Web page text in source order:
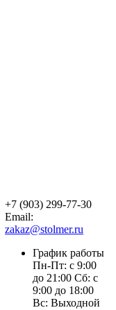
+7 (903) 299-77-30
Email:
zakaz@stolmer.ru
График работы
Пн-Пт: с 9:00
до 21:00 Сб: с
9:00 до 18:00
Вс: Выходной